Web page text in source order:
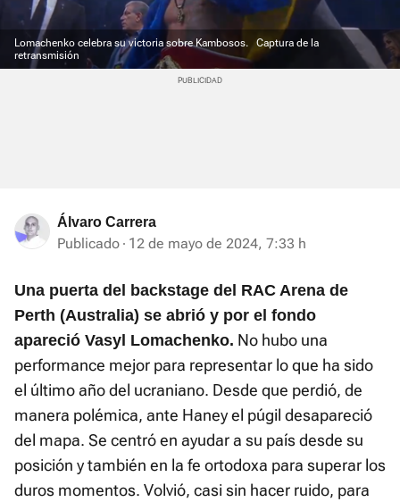
Lomachenko celebra su victoria sobre Kambosos.
Captura de la
retransmisión
Álvaro Carrera
Publicado 12 de mayo de 2024, 7:33 h
Una puerta del backstage del RAC Arena de
Perth (Australia) se abrió y por el fondo
apareció Vasyl Lomachenko. No hubo una
performance mejor para representar lo que ha sido
el último año del ucraniano. Desde que perdió, de
manera polémica, ante Haney el púgil desapareció
del mapa. Se centró en ayudar a su país desde su
posición y también en la fe ortodoxa para superar los
duros momentos. Volvió, casi sin hacer ruido, para